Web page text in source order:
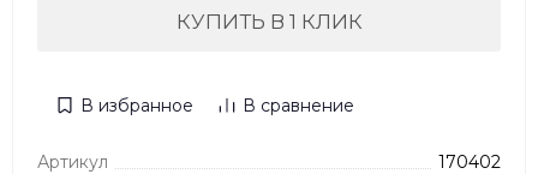
КУПИТЬ В 1 КЛИК
В избранное В сравнение
Артикул
170402